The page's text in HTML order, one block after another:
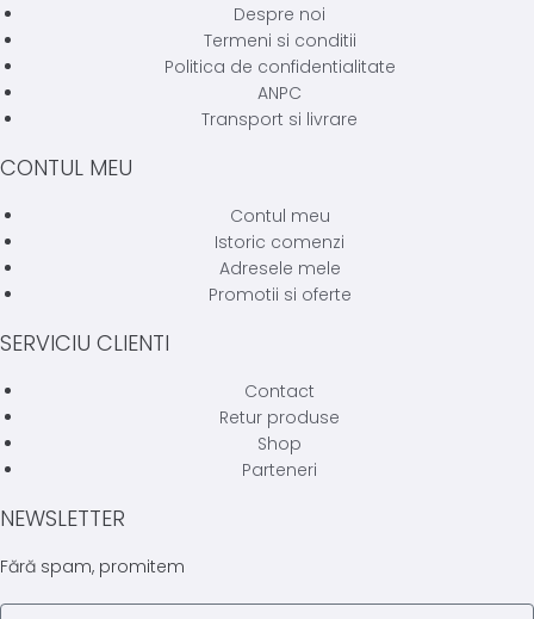
Despre noi
Termeni si conditii
Politica de confidentialitate
ANPC
Transport si livrare
CONTUL MEU
Contul meu
Istoric comenzi
Adresele mele
Promotii si oferte
SERVICIU CLIENTI
Contact
Retur produse
Shop
Parteneri
NEWSLETTER
Fără spam, promitem